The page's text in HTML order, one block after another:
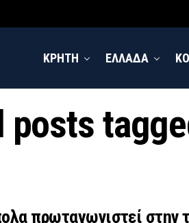
ΚΡΗΤΗ ΕΛΛΑΔΑ
posts
πρωταγωνιστεί στην